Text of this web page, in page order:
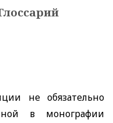
не обязательно
в монографии